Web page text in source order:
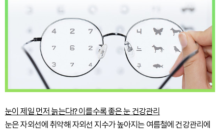
눈이 제일 먼저 늙는다!? 이를수록 좋은 눈 건강관리
눈은 자외선에 취약해 자외선 지수가 높아지는 여름철에 건강관리에